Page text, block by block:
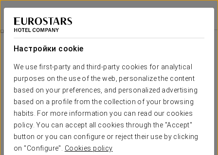
Настройки cookie
We use first-party and third-party cookies for analytical
purposes on the use of the web, personalize the content
based on your preferences, and personalized advertising
based on a profile from the collection of your browsing
habits. For more information you can read our cookies
policy. You can accept all cookies through the "Accept"
button or you can configure or reject their use by clicking
on "Configure". Cookies policy
Áurea Legends
ПРАГА
Речная Прогулка И Ужин
От 99 евро